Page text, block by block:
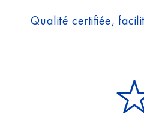
Qualité certifiée,